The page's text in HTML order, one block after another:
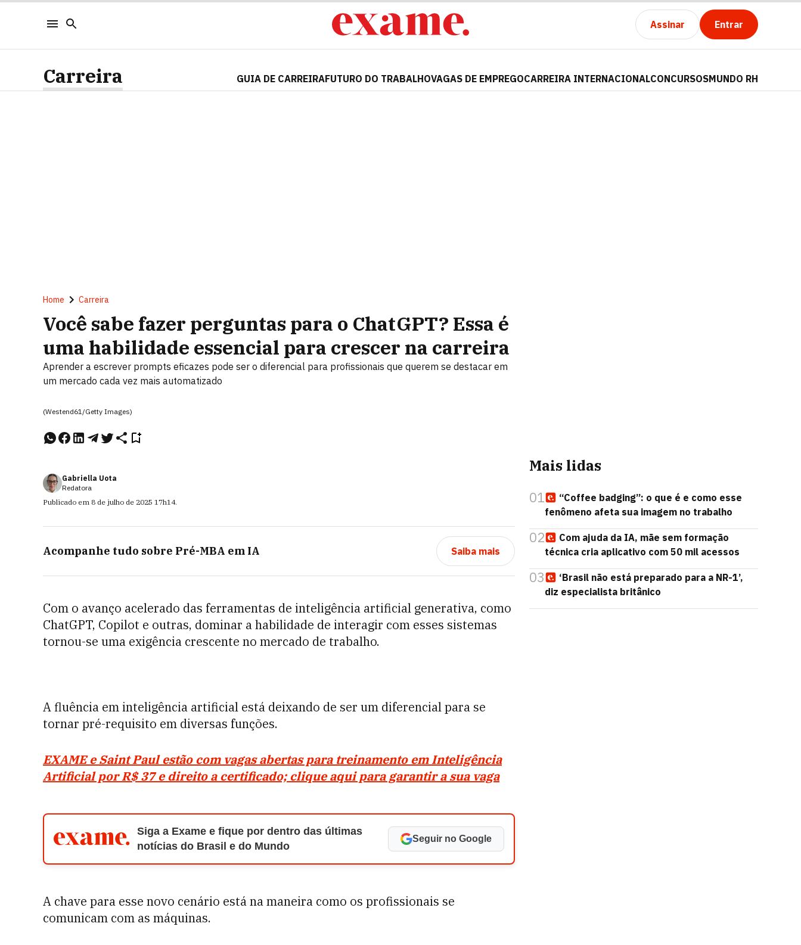
Assinar Entrar
Carreira GUIA DE CARREIRAFUTURO DO TRABALHOVAGAS DE EMPREGOCARREIRA INTERNACIONALCONCURSOSMUNDO RH
Home Carreira
Você sabe fazer perguntas para o ChatGPT? Essa é
uma habilidade essencial para crescer na carreira
Aprender a escrever prompts eficazes pode ser o diferencial para profissionais que querem se destacar em
um mercado cada vez mais automatizado
(Westend61/Getty Images)
Gabriella Uota
Redatora
Publicado em 8 de julho de 2025 17h14.
Acompanhe tudo sobre Pré-MBA em IA Saiba mais
Com o avanço acelerado das ferramentas de inteligência artificial generativa, como
ChatGPT, Copilot e outras, dominar a habilidade de interagir com esses sistemas
tornou-se uma exigência crescente no mercado de trabalho.
A fluência em inteligência artificial está deixando de ser um diferencial para se
tornar pré-requisito em diversas funções.
EXAME e Saint Paul estão com vagas abertas para treinamento em Inteligência
Artificial por R$ 37 e direito a certificado; clique aqui para garantir a sua vaga
Siga a Exame e fique por dentro das últimas
notícias do Brasil e do Mundo
Seguir no Google
A chave para esse novo cenário está na maneira como os profissionais se
comunicam com as máquinas.
Mais lidas
01
“Coffee badging”: o que é e como esse
fenômeno afeta sua imagem no trabalho
02
Com ajuda da IA, mãe sem formação
técnica cria aplicativo com 50 mil acessos
03
‘Brasil não está preparado para a NR-1’,
diz especialista britânico